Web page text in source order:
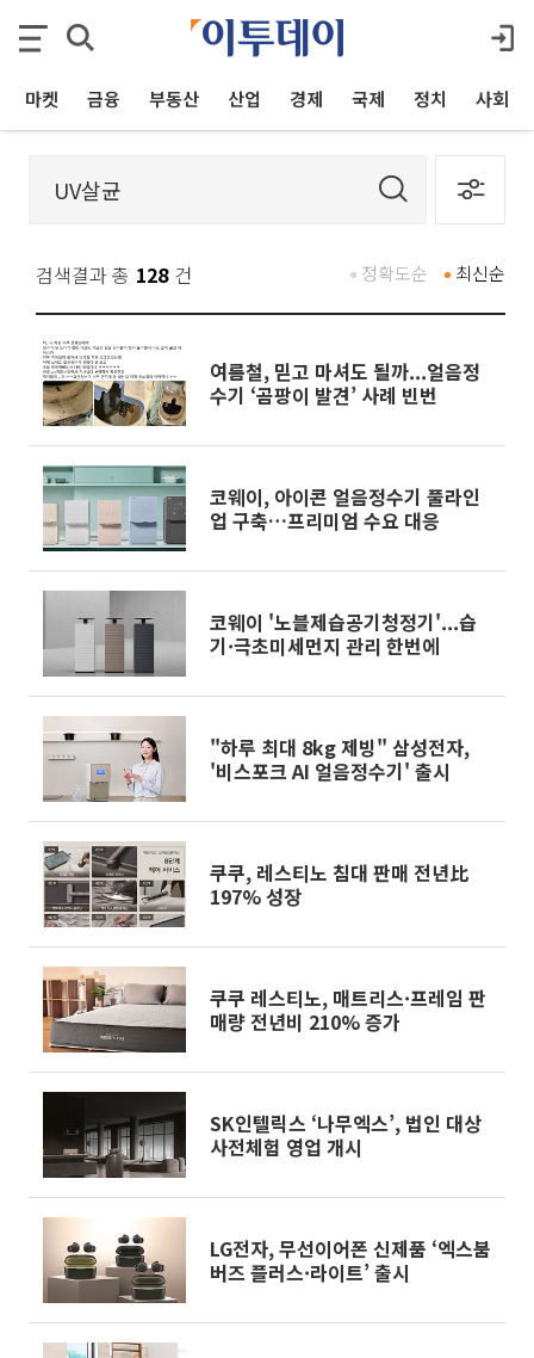
마켓 금융 부동산 산업 경제 국제 정치 사회
검색결과 총 128 건 최신순
정확도순
여름철, 믿고 마셔도 될까...얼음정
수기 ‘곰팡이 발견’ 사례 빈번
코웨이, 아이콘 얼음정수기 풀라인
업 구축…프리미엄 수요 대응
코웨이 '노블제습공기청정기'...습
기·극초미세먼지 관리 한번에
"하루 최대 8kg 제빙" 삼성전자,
'비스포크 AI 얼음정수기' 출시
쿠쿠, 레스티노 침대 판매 전년比
197% 성장
쿠쿠 레스티노, 매트리스·프레임 판
매량 전년비 210% 증가
SK인텔릭스 ‘나무엑스’, 법인 대상
사전체험 영업 개시
LG전자, 무선이어폰 신제품 ‘엑스붐
버즈 플러스·라이트’ 출시